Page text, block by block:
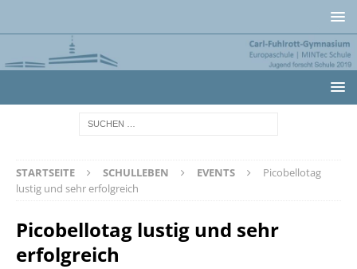
STARTSEITE SCHULLEBEN EVENTS
Picobellotag
lustig und sehr erfolgreich
Picobellotag lustig und sehr
erfolgreich